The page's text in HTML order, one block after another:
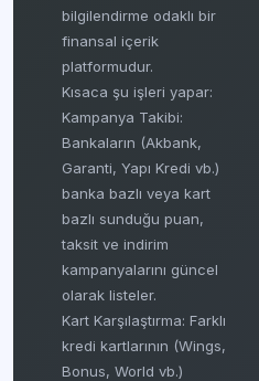
bilgilendirme odaklı bir
finansal içerik
platformudur.
Kısaca şu işleri yapar:
Kampanya Takibi:
Bankaların (Akbank,
Garanti, Yapı Kredi vb.)
banka bazlı veya kart
bazlı sunduğu puan,
taksit ve indirim
kampanyalarını güncel
olarak listeler.
Kart Karşılaştırma: Farklı
kredi kartlarının (Wings,
Bonus, World vb.)